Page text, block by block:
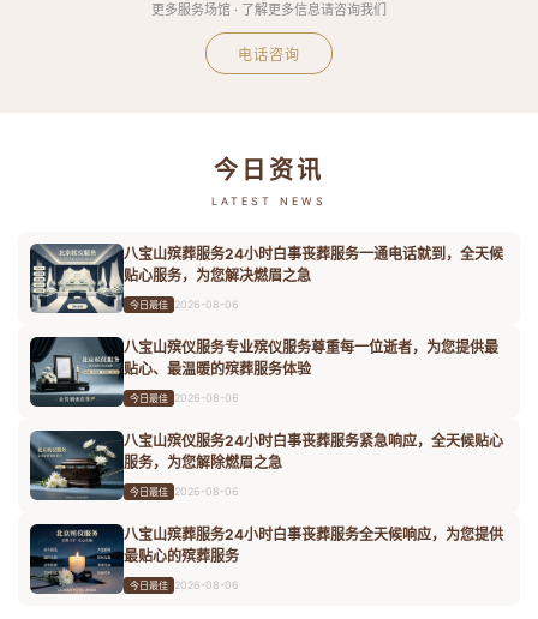
更多服务场馆 · 了解更多信息请咨询我们
电话咨询
今日资讯
LATEST NEWS
八宝山殡葬服务24小时白事丧葬服务一通电话就到，全天候
贴心服务，为您解决燃眉之急
今日最佳 2026-08-06
八宝山殡仪服务专业殡仪服务尊重每一位逝者，为您提供最
贴心、最温暖的殡葬服务体验
今日最佳 2026-08-06
八宝山殡仪服务24小时白事丧葬服务紧急响应，全天候贴心
服务，为您解除燃眉之急
今日最佳 2026-08-06
八宝山殡葬服务24小时白事丧葬服务全天候响应，为您提供
最贴心的殡葬服务
今日最佳 2026-08-06